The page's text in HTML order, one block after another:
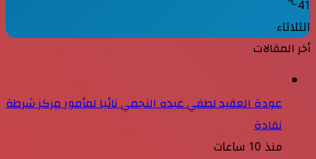
41
الثلاثاء
أخر المقالات
عودة العقيد لطفي عبده النجمي نائبا لمأمور مركز شرطة
نقادة
منذ 10 ساعات